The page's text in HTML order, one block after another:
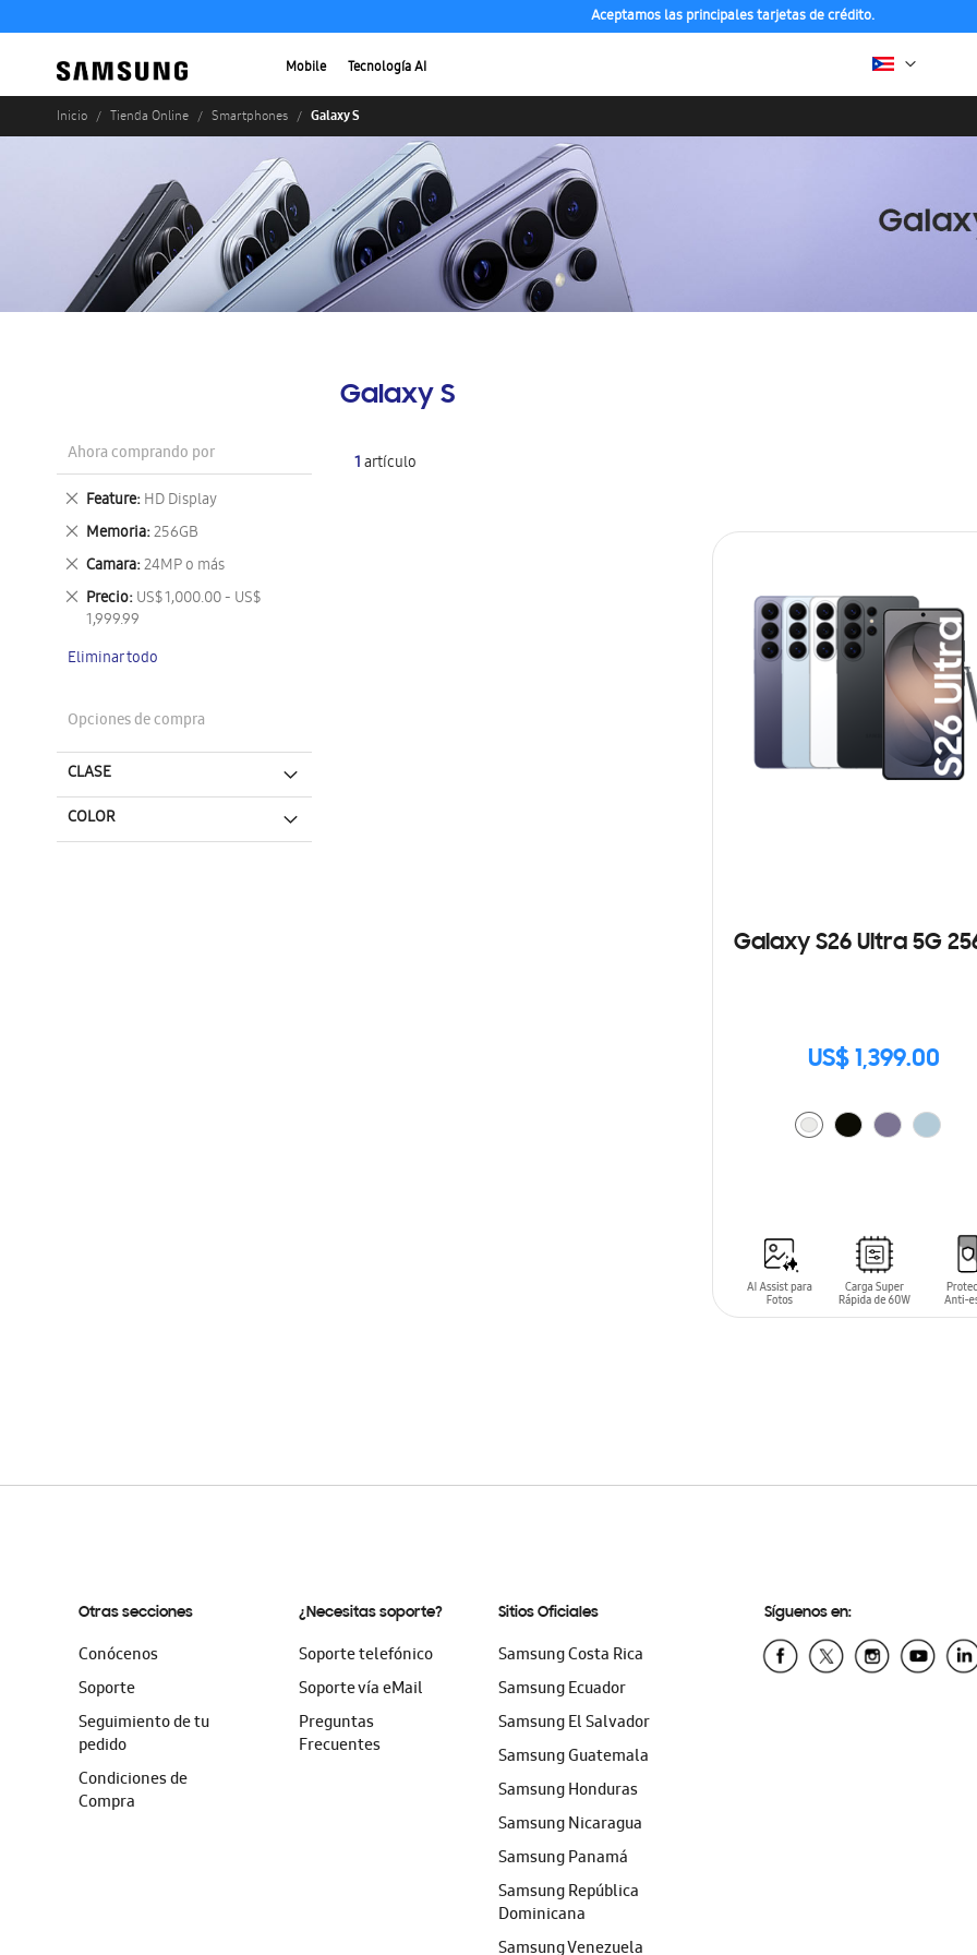
Aceptamos las principales tarjetas de crédito.
Mobile Tecnología AI
Inicio Tienda Online Smartphones Galaxy S
Galaxy S
1artículo
Galaxy S26 Ultra 5G
US$ 1,399.00
Ahora comprando por
Feature HD Display
Eliminar
este
artículo
Memoria 256GB
Eliminar
este
artículo
Camara 24MP o más
Eliminar
este
artículo
Precio US$ 1,000.00 - US$
1,999.99
Eliminar
este
Eliminar todo
Opciones de compra
CLASE
COLOR
Otras secciones
Conócenos
Soporte
Seguimiento de tu
pedido
Condiciones de
Compra
¿Necesitas soporte?
Soporte telefónico
Soporte vía eMail
Preguntas
Frecuentes
Sitios Oficiales
Samsung Costa Rica
Samsung Ecuador
Samsung El Salvador
Samsung Guatemala
Samsung Honduras
Samsung Nicaragua
Samsung Panamá
Samsung República
Dominicana
Samsung Venezuela
Síguenos en: